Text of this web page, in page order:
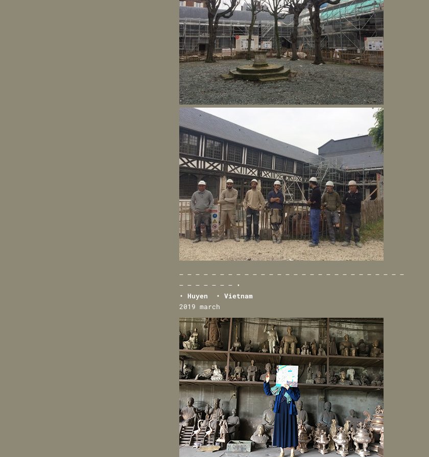
— — — — — — — — — — — — — — — — — — — — — — — — — — — —
— — — — — — — •
• Huyen • Vietnam
2019 march